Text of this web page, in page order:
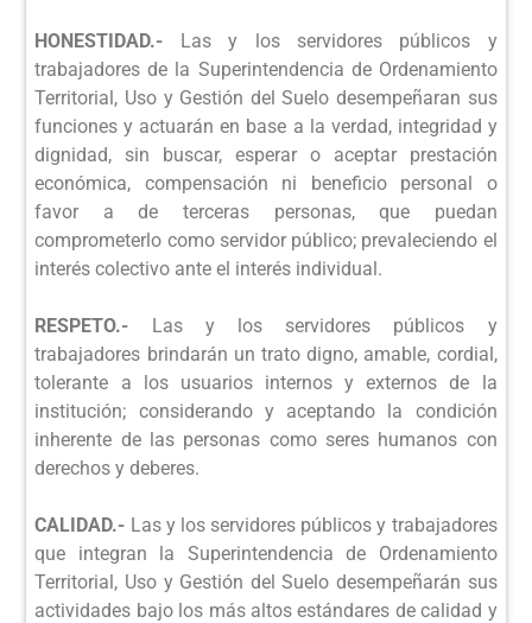
HONESTIDAD.- Las y los servidores públicos y
trabajadores de la Superintendencia de Ordenamiento
Territorial, Uso y Gestión del Suelo desempeñaran sus
funciones y actuarán en base a la verdad, integridad y
dignidad, sin buscar, esperar o aceptar prestación
económica, compensación ni beneficio personal o
favor a de terceras personas, que puedan
comprometerlo como servidor público; prevaleciendo el
interés colectivo ante el interés individual.
RESPETO.- Las y los servidores públicos y
trabajadores brindarán un trato digno, amable, cordial,
tolerante a los usuarios internos y externos de la
institución; considerando y aceptando la condición
inherente de las personas como seres humanos con
derechos y deberes.
CALIDAD.- Las y los servidores públicos y trabajadores
que integran la Superintendencia de Ordenamiento
Territorial, Uso y Gestión del Suelo desempeñarán sus
actividades bajo los más altos estándares de calidad y